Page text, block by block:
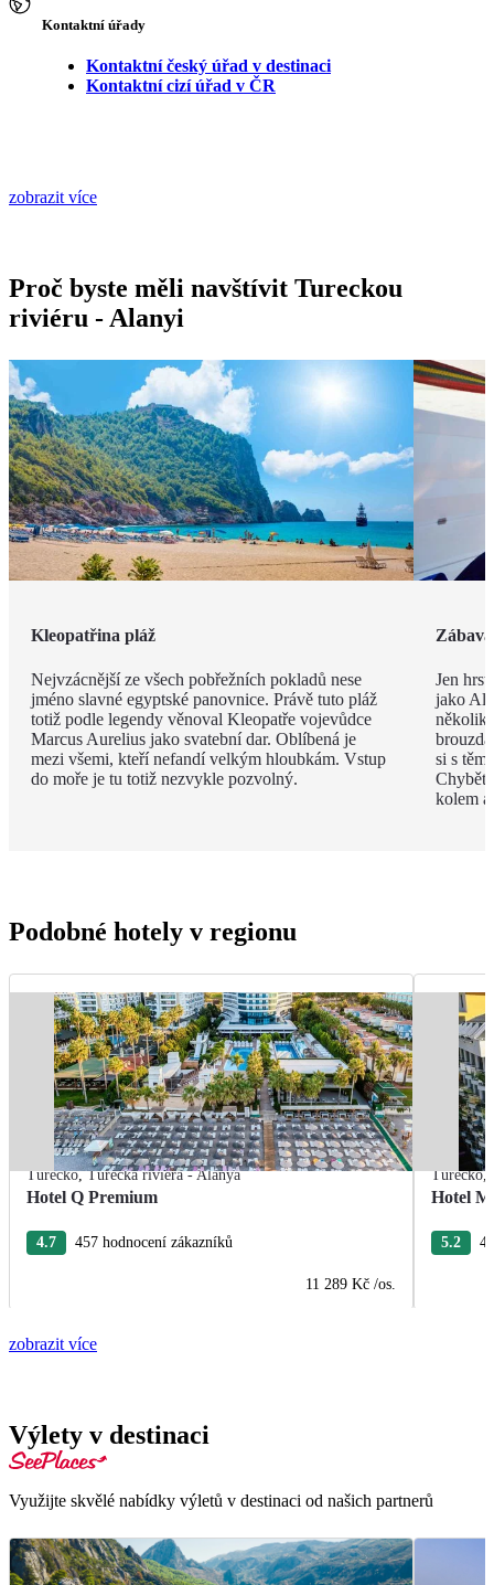
Kontaktní úřady
Kontaktní český úřad v destinaci
Kontaktní cizí úřad v ČR
zobrazit více
Proč byste měli navštívit Tureckou
riviéru - Alanyi
Kleopatřina pláž
Nejvzácnější ze všech pobřežních pokladů nese
jméno slavné egyptské panovnice. Právě tuto pláž
totiž podle legendy věnoval Kleopatře vojevůdce
Marcus Aurelius jako svatební dar. Oblíbená je
mezi všemi, kteří nefandí velkým hloubkám. Vstup
do moře je tu totiž nezvykle pozvolný.
Jen
jako
si s
Chybět
kolem
Podobné hotely v regionu
Turecko,Turecká riviéra - Alanya
Hotel Q Premium
4.7 457 hodnocení zákazníků
11 289 Kč /os.
Turecko,
Hotel
5.2
zobrazit více
Výlety v destinaci
Využijte skvělé nabídky výletů v destinaci od našich partnerů